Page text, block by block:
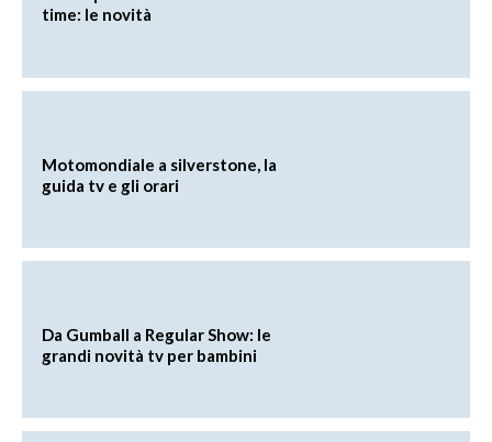
time: le novità
Motomondiale a silverstone, la
guida tv e gli orari
Da Gumball a Regular Show: le
grandi novità tv per bambini